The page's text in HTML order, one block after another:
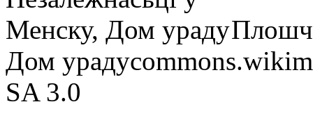
Дом ураду
SA 3.0